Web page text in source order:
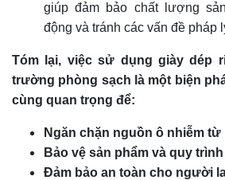
giúp đảm bảo chất lượng
động và tránh các vấn đề pháp
Tóm lại, việc sử dụng giày dép
trường phòng sạch là một biện
cùng quan trọng để:
Ngăn chặn nguồn ô nhiễm từ
Bảo vệ sản phẩm và quy
Đảm bảo an toàn cho người